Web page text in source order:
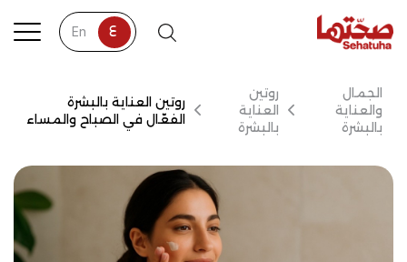
En ع
الجمال
والعناية
بالبشرة
روتين
العناية
بالبشرة
روتين العناية بالبشرة
الفعّال في الصباح والمساء